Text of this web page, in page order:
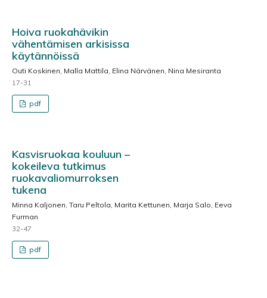
Hoiva ruokahävikin
vähentämisen arkisissa
käytännöissä
Outi Koskinen, Malla Mattila, Elina Närvänen, Nina Mesiranta
17-31
pdf
Kasvisruokaa kouluun –
kokeileva tutkimus
ruokavaliomurroksen
tukena
Minna Kaljonen, Taru Peltola, Marita Kettunen, Marja Salo, Eeva
Furman
32-47
pdf